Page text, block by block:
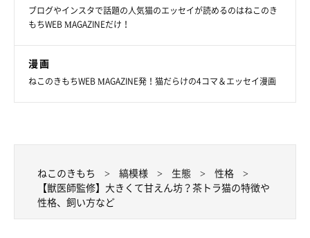
ブログやインスタで話題の人気猫のエッセイが読めるのはねこのき
もちWEB MAGAZINEだけ！
漫画
ねこのきもちWEB MAGAZINE発！猫だらけの4コマ＆エッセイ漫画
ねこのきもち 縞模様 生態
性格
【獣医師監修】大きくて甘えん坊？茶トラ猫の特徴や
性格、飼い方など